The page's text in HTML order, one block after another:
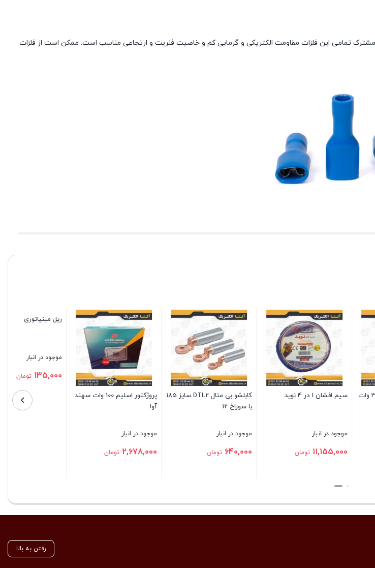
تمامی این فلزات مقاومت الکتریکی و گرمایی کم و خاصیت فنریت و ارتجاعی مناسب است. ممکن است از فلزات
کابلشو بی متال DTL2 سایز 185
تومان
پروژکتور اسلیم 100 وات سهند
تومان
ریل مینیاتوری
تومان
محافظ برق 2 خانه یخچال 2
متری
موجود در انبار
1,109,000 تومان
رفتن به بالا